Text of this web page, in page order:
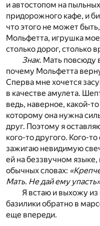
и автостопом на
придорожного кафе, и
что этого не может
Мольфетта, игрушка
столько дорог, столько
Знак. Мать повсюду
почему Мольфетта
Сперва мне хочется
в качестве амулета.
ведь, наверное, какой-
которому она нужна
друг. Поэтому я
кого-то другого. Кого-
зажигаю невидимую
ей на беззвучном
обычных словах:
Мать. Не дай ему
Я встаю и выхожу
базилики обратно в
еще впереди.